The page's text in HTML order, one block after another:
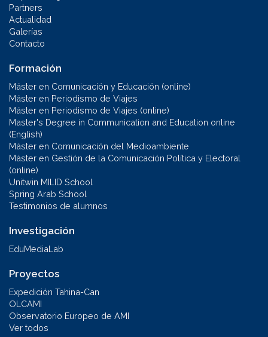
Partners
Actualidad
Galerías
Contacto
Formación
Máster en Comunicación y Educación (online)
Máster en Periodismo de Viajes
Máster en Periodismo de Viajes (online)
Master's Degree in Communication and Education online
(English)
Máster en Comunicación del Medioambiente
Máster en Gestión de la Comunicación Política y Electoral
(online)
Unitwin MILID School
Spring Arab School
Testimonios de alumnos
Investigación
EduMediaLab
Proyectos
Expedición Tahina-Can
OLCAMI
Observatorio Europeo de AMI
Ver todos